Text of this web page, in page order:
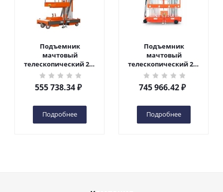
Подъемник
мачтовый
телескопический 200
кг 6 м TOR GTWY6-200S
DC 2-мачтовый
(автономный) (G) в
555 738.34₽
Подробнее
Подъемник
мачтовый
телескопический 200
кг 10 м TOR GTWY10-
200S DC 2-мачтовый
(автономный) (N) в
745 966.42₽
Подробнее